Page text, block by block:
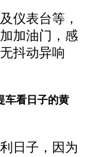
仪表台等，
加油门，感
抖动异响
车看日子的黄
日子，因为